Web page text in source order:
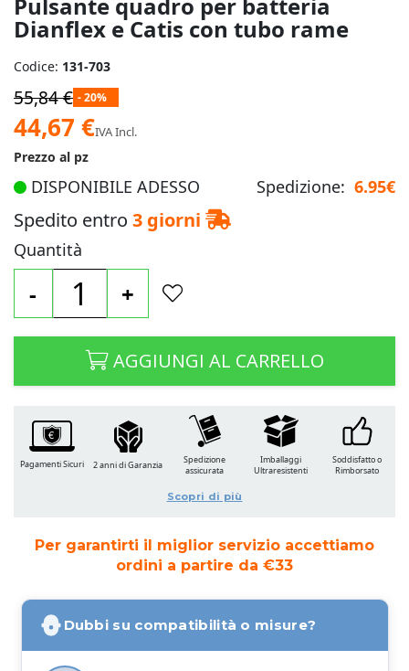
Pulsante quadro per batteria
Dianflex e Catis con tubo rame
immagini
Codice: 131-703
55,84 € - 20%
Prezzo
speciale
44,67 €IVA Incl.
Prezzo al pz
DISPONIBILE ADESSO Spedizione: 6.95€
Spedito entro 3 giorni
Quantità
- +
AGGIUNGI AL CARRELLO
Per garantirti il miglior servizio accettiamo
ordini a partire da €33
Dubbi su compatibilità o misure?
Pagamenti Sicuri 2 anni di Garanzia
Spedizione
assicurata
Imballaggi
Ultraresistenti
Soddisfatto o
Rimborsato
Scopri di più